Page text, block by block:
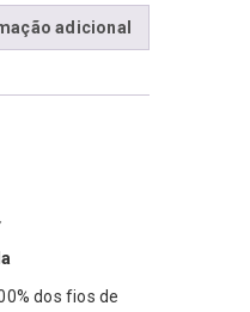
adicional
dos fios de